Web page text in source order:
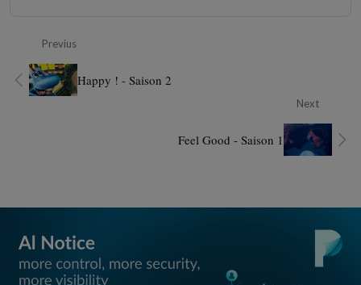
Previus
Happy ! - Saison 2
Next
Feel Good - Saison 1